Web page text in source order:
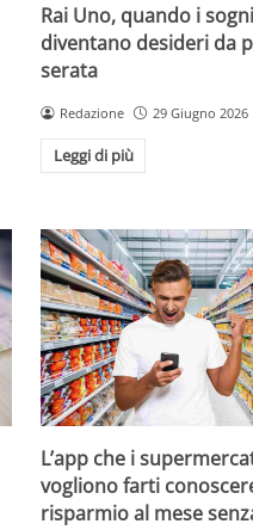
Rai Uno, quando i sogni
diventano desideri da
serata
Redazione 29 Giugno 2026
Leggi di più
L’app che i
vogliono farti
risparmio al mese